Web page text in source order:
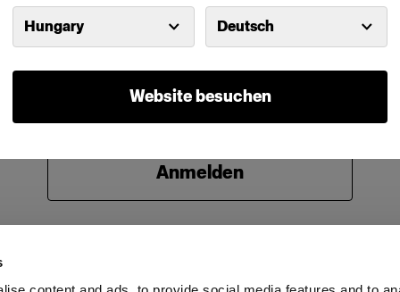
Hungary Deutsch
Website besuchen
Anmeldedaten speichern Kennwort vergessen?
Neu bei Profoto?
Anmelden